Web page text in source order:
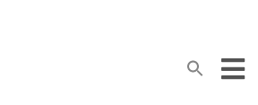
Search
for:
Search Button